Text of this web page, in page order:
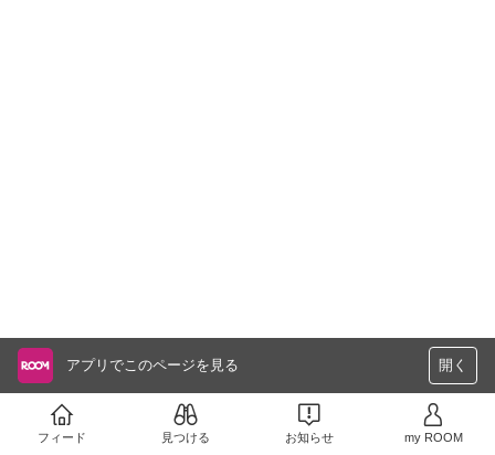
アプリでこのページを見る 開く
フィード 見つける お知らせ my ROOM